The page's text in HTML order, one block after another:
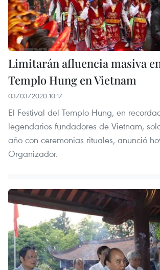
Limitarán afluencia masiva
Templo Hung en Vietnam
03/03/2020 10:17
El Festival del Templo Hung, en
legendarios fundadores de Vietnam,
año con ceremonias rituales, anunció
Organizador.